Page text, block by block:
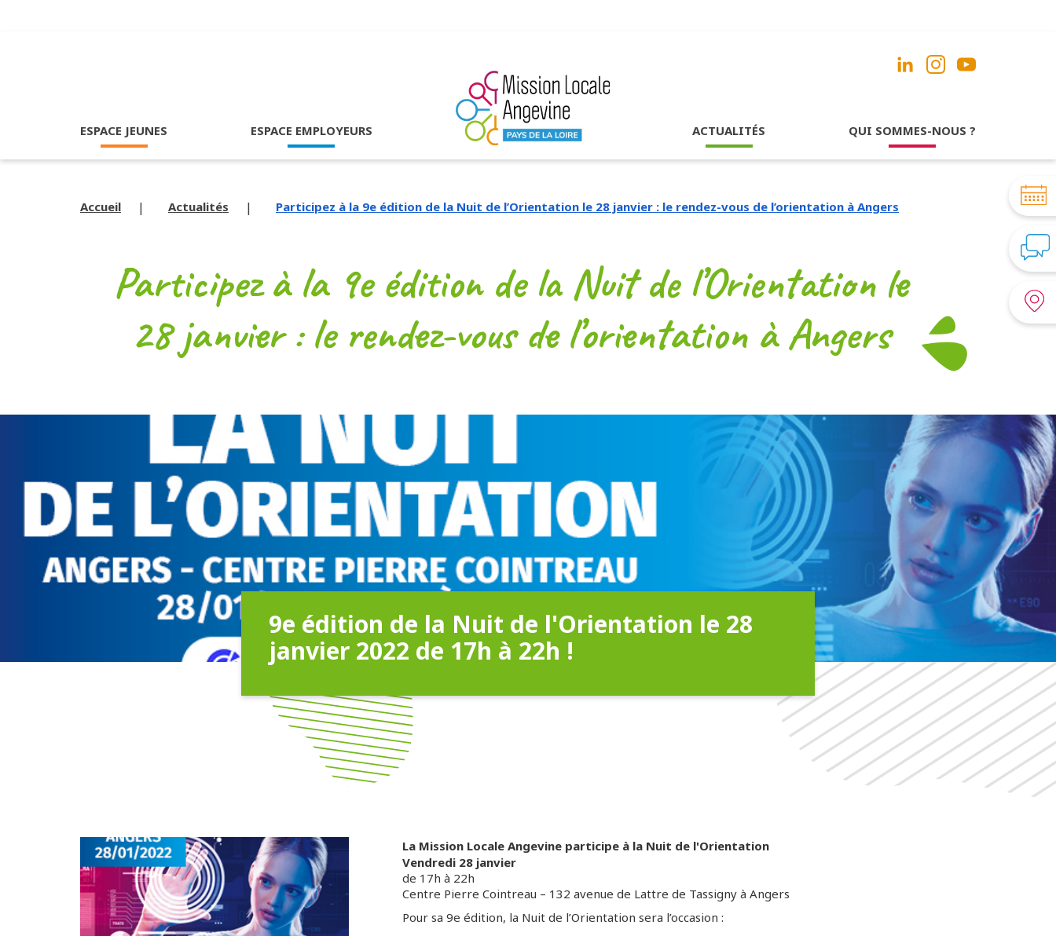
ESPACE JEUNES ESPACE EMPLOYEURS ACTUALITÉS QUI SOMMES-NOUS ?
Accueil Actualités Participez à la 9e édition de la Nuit de l’Orientation le 28 janvier : le rendez-vous de l’orientation à Angers
Participez à la 9e édition de la Nuit de l’Orientation le
28 janvier : le rendez-vous de l’orientation à Angers
9e édition de la Nuit de l'Orientation le 28
janvier 2022 de 17h à 22h !
La Mission Locale Angevine participe à la Nuit de l'Orientation
Vendredi 28 janvier
de 17h à 22h
Centre Pierre Cointreau – 132 avenue de Lattre de Tassigny à Angers
Pour sa 9e édition, la Nuit de l’Orientation sera l’occasion :